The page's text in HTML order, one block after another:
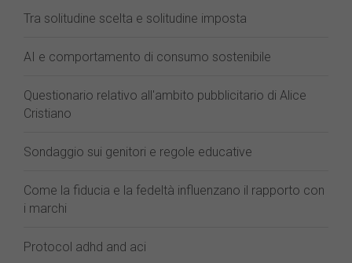
Tra solitudine scelta e solitudine imposta
AI e comportamento di consumo sostenibile
Questionario relativo all'ambito pubblicitario di Alice
Cristiano
Sondaggio sui genitori e regole educative
Come la fiducia e la fedeltà influenzano il rapporto con
i marchi
Protocol adhd and aci